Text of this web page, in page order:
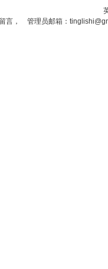
留言 ， 管理员邮箱：